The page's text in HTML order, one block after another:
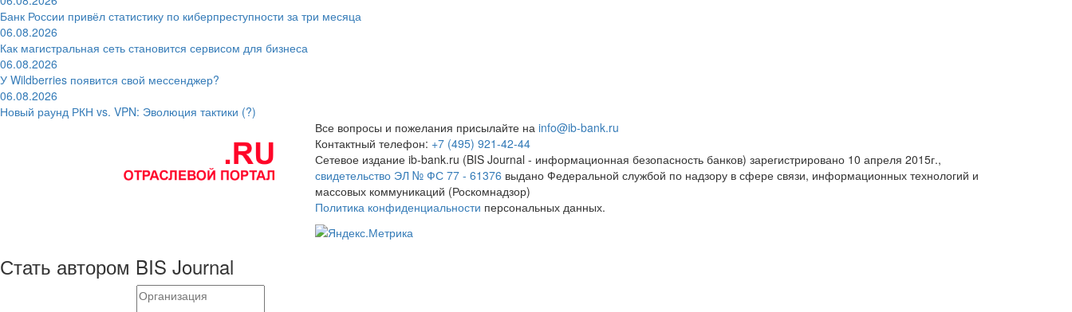
Банк России привёл статистику по киберпреступности за три месяца
06.08.2026
Как магистральная сеть становится сервисом для бизнеса
06.08.2026
У Wildberries появится свой мессенджер?
06.08.2026
Новый раунд РКН vs. VPN: Эволюция тактики (?)
Все вопросы и пожелания присылайте на info@ib-bank.ru
Контактный телефон: +7 (495) 921-42-44
Сетевое издание ib-bank.ru (BIS Journal - информационная безопасность банков) зарегистрировано 10 апреля 2015г.,
свидетельство ЭЛ № ФС 77 - 61376 выдано Федеральной службой по надзору в сфере связи, информационных технологий и
массовых коммуникаций (Роскомнадзор)
Политика конфиденциальности персональных данных.
Стать автором BIS Journal